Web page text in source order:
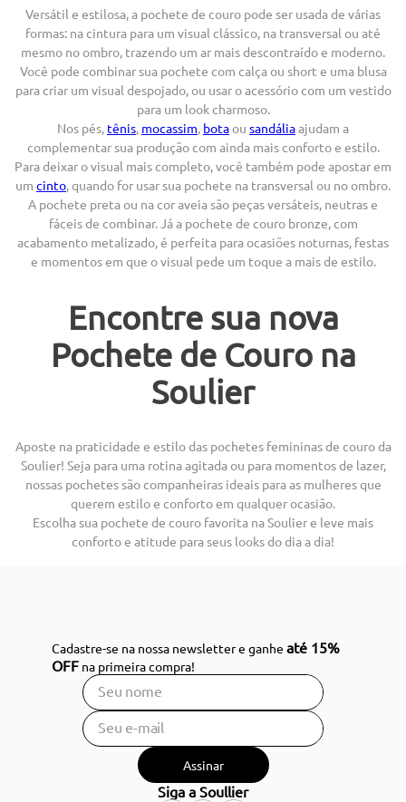
Versátil e estilosa, a pochete de couro pode ser usada de várias
formas: na cintura para um visual clássico, na transversal ou até
mesmo no ombro, trazendo um ar mais descontraído e moderno.
Você pode combinar sua pochete com calça ou short e uma blusa
para criar um visual despojado, ou usar o acessório com um vestido
para um look charmoso.
Nos pés, tênis, mocassim, botaou sandáliaajudam a
complementar sua produção com ainda mais conforto e estilo.
Para deixar o visual mais completo, você também pode apostar em
um cinto, quando for usar sua pochete na transversal ou no ombro.
A pochete preta ou na cor aveia são peças versáteis, neutras e
fáceis de combinar. Já a pochete de couro bronze, com
acabamento metalizado, é perfeita para ocasiões noturnas, festas
e momentos em que o visual pede um toque a mais de estilo.
Encontre sua nova
Pochete de Couro na
Soulier
Aposte na praticidade e estilo das pochetes femininas de couro da
Soulier! Seja para uma rotina agitada ou para momentos de lazer,
nossas pochetes são companheiras ideais para as mulheres que
querem estilo e conforto em qualquer ocasião.
Escolha sua pochete de couro favorita na Soulier e leve mais
conforto e atitude para seus looks do dia a dia!
Cadastre-se na nossa newsletter e ganheaté 15%
OFF na primeira compra!
Assinar
Siga a Soullier